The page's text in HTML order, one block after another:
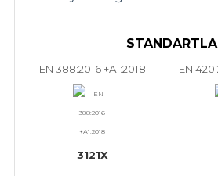
EN 388:2016 +A1:2018 EN
3121X